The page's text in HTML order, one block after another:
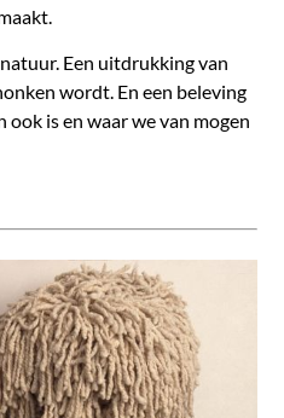
Een uitdrukking van
wordt. En een beleving
is en waar we van mogen